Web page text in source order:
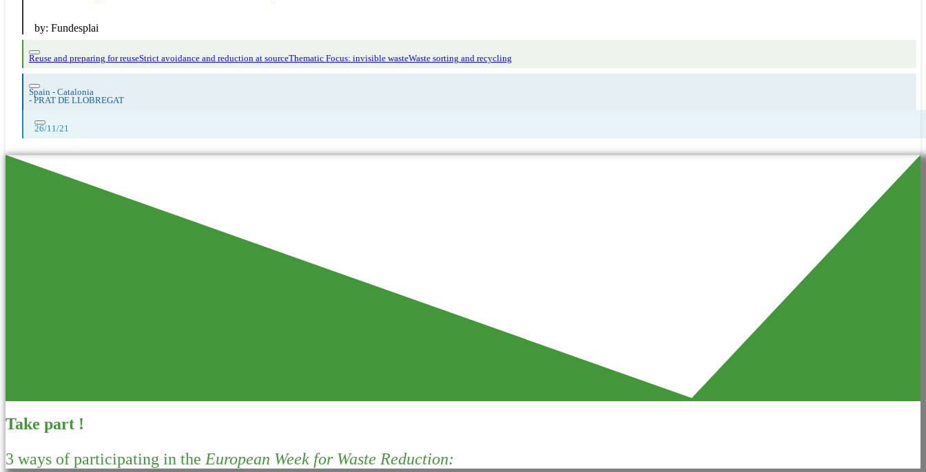
by: Fundesplai
Reuse and preparing for reuseStrict avoidance and reduction at sourceThematic Focus: invisible wasteWaste sorting and recycling
Spain - Catalonia
- PRAT DE LLOBREGAT
26/11/21
Take part !
3 ways of participating in the European Week for Waste Reduction: